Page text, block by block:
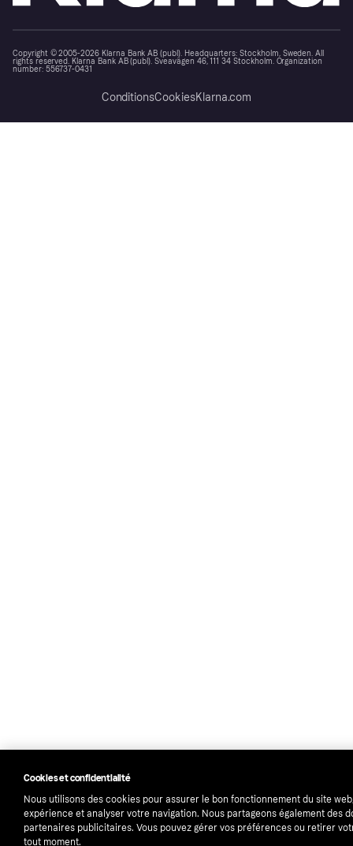
Copyright © 2005-2026 Klarna Bank AB (publ). Headquarters: Stockholm, Sweden. All
rights reserved. Klarna Bank AB (publ). Sveavägen 46, 111 34 Stockholm. Organization
number: 556737-0431
ConditionsCookiesKlarna.com
Cookies et confidentialité
Nous utilisons des cookies pour assurer le bon fonctionnement du site
expérience et analyser votre navigation. Nous partageons également des
partenaires publicitaires. Vous pouvez gérer vos préférences ou retirer
tout moment.